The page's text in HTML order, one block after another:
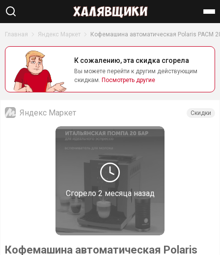
Найти
Главная Яндекс Маркет Кофемашина автоматическая Polaris PACM
К сожалению, эта скидка сгорела
Вы можете перейти к другим действующим
скидкам. Посмотреть другие
Сгорело 2 месяца назад
Яндекс Маркет Скидки
Кофемашина автоматическая Polaris